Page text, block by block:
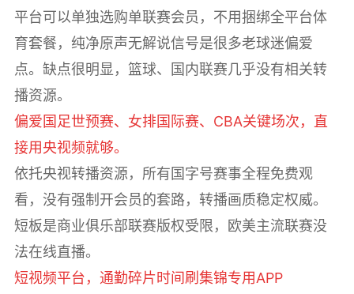
平台可以单独选购单联赛会员，不用捆绑全平台体
育套餐，纯净原声无解说信号是很多老球迷偏爱
点。缺点很明显，篮球、国内联赛几乎没有相关转
播资源。
偏爱国足世预赛、女排国际赛、CBA关键场次，直
接用央视频就够。
依托央视转播资源，所有国字号赛事全程免费观
看，没有强制开会员的套路，转播画质稳定权威。
短板是商业俱乐部联赛版权受限，欧美主流联赛没
法在线直播。
短视频平台，通勤碎片时间刷集锦专用APP